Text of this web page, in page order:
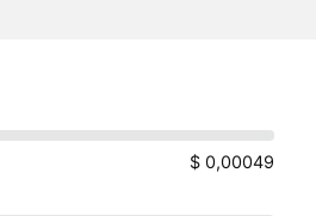
$ 0,00049